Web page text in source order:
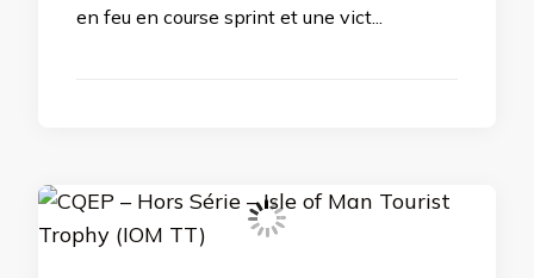
en feu en course sprint et une vict...